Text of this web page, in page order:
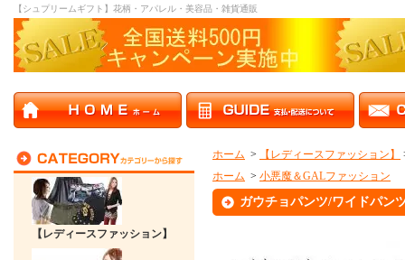
【シュプリームギフト】花柄・アパレル・美容品・雑貨通販
【レディースファッション】
ホーム > 【レディースファッション】
ホーム > 小悪魔＆GALファッション
ガウチョパンツ/ワイドパ